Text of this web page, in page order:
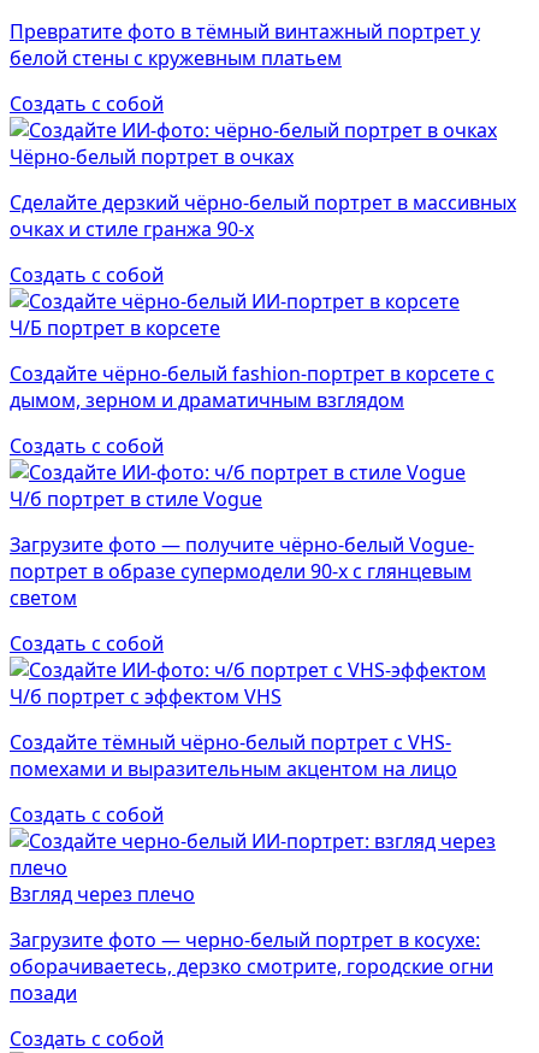
Превратите фото в тёмный винтажный портрет у
белой стены с кружевным платьем
Создать с собой
Чёрно-белый портрет в очках
Сделайте дерзкий чёрно-белый портрет в массивных
очках и стиле гранжа 90-х
Создать с собой
Ч/Б портрет в корсете
Создайте чёрно-белый fashion-портрет в корсете с
дымом, зерном и драматичным взглядом
Создать с собой
Ч/б портрет в стиле Vogue
Загрузите фото — получите чёрно-белый Vogue-
портрет в образе супермодели 90-х с глянцевым
светом
Создать с собой
Ч/б портрет с эффектом VHS
Создайте тёмный чёрно-белый портрет с VHS-
помехами и выразительным акцентом на лицо
Создать с собой
Взгляд через плечо
Загрузите фото — черно-белый портрет в косухе:
оборачиваетесь, дерзко смотрите, городские огни
позади
Создать с собой